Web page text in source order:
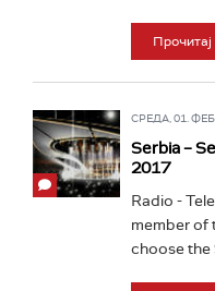
Прочитај
СРЕДА, 01. ФЕБ
Serbia –
2017
Radio -
member of
choose the